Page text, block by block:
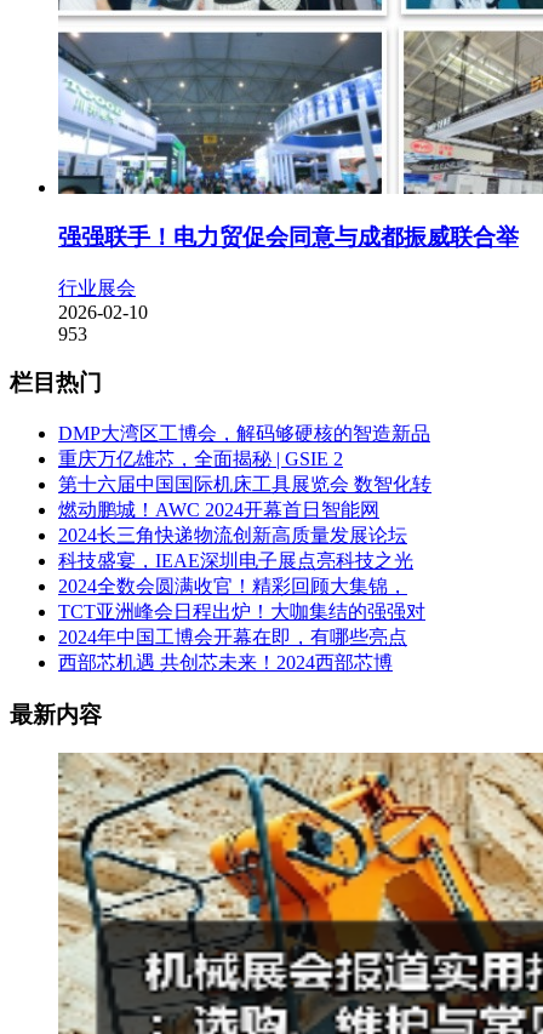
强强联手！电力贸促会同意与成都振威联合举
行业展会
2026-02-10
953
栏目热门
DMP大湾区工博会，解码够硬核的智造新品
重庆万亿雄芯，全面揭秘 | GSIE 2
第十六届中国国际机床工具展览会 数智化转
燃动鹏城！AWC 2024开幕首日智能网
2024长三角快递物流创新高质量发展论坛
科技盛宴，IEAE深圳电子展点亮科技之光
2024全数会圆满收官！精彩回顾大集锦，
TCT亚洲峰会日程出炉！大咖集结的强强对
2024年中国工博会开幕在即，有哪些亮点
西部芯机遇 共创芯未来！2024西部芯博
最新内容